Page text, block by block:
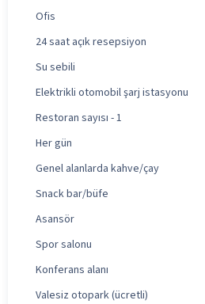
Ofis
24 saat açık resepsiyon
Su sebili
Elektrikli otomobil şarj istasyonu
Restoran sayısı - 1
Her gün
Genel alanlarda kahve/çay
Snack bar/büfe
Asansör
Spor salonu
Konferans alanı
Valesiz otopark (ücretli)